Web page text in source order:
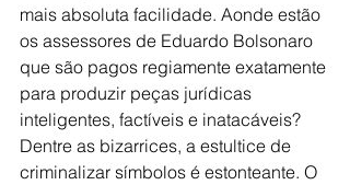
mais absoluta facilidade. Aonde estão
os assessores de Eduardo Bolsonaro
que são pagos regiamente exatamente
para produzir peças jurídicas
inteligentes, factíveis e inatacáveis?
Dentre as bizarrices, a estultice de
criminalizar símbolos é estonteante. O